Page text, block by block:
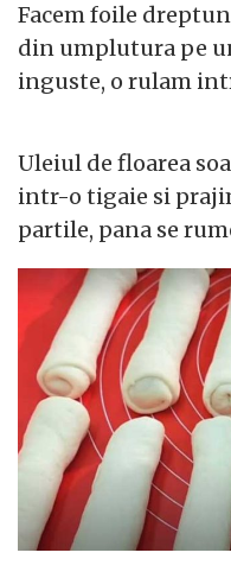
Facem foile
din umplutura pe
inguste, o rulam
Uleiul de floarea
intr-o tigaie si
partile, pana se